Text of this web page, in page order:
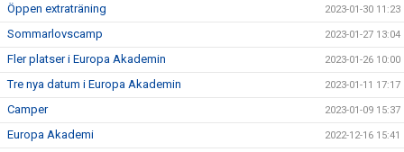
Öppen extraträning 2023-01-30 11:23
Sommarlovscamp 2023-01-27 13:04
Fler platser i Europa Akademin 2023-01-26 10:00
Tre nya datum i Europa Akademin 2023-01-11 17:17
Camper 2023-01-09 15:37
Europa Akademi 2022-12-16 15:41